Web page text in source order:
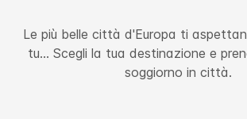
Le più belle città d'Europa ti
tu… Scegli la tua destinazione e
soggiorno in città.